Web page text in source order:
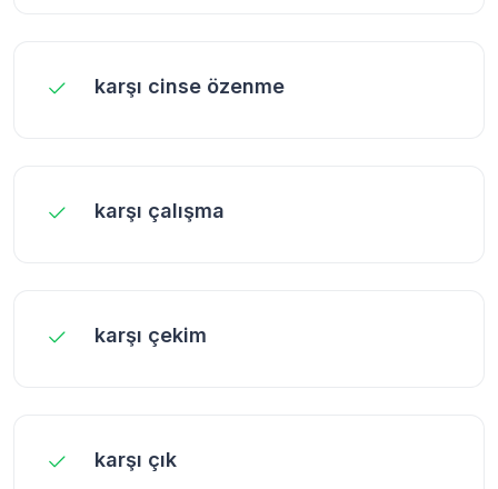
karşı cinse özenme
karşı çalışma
karşı çekim
karşı çık